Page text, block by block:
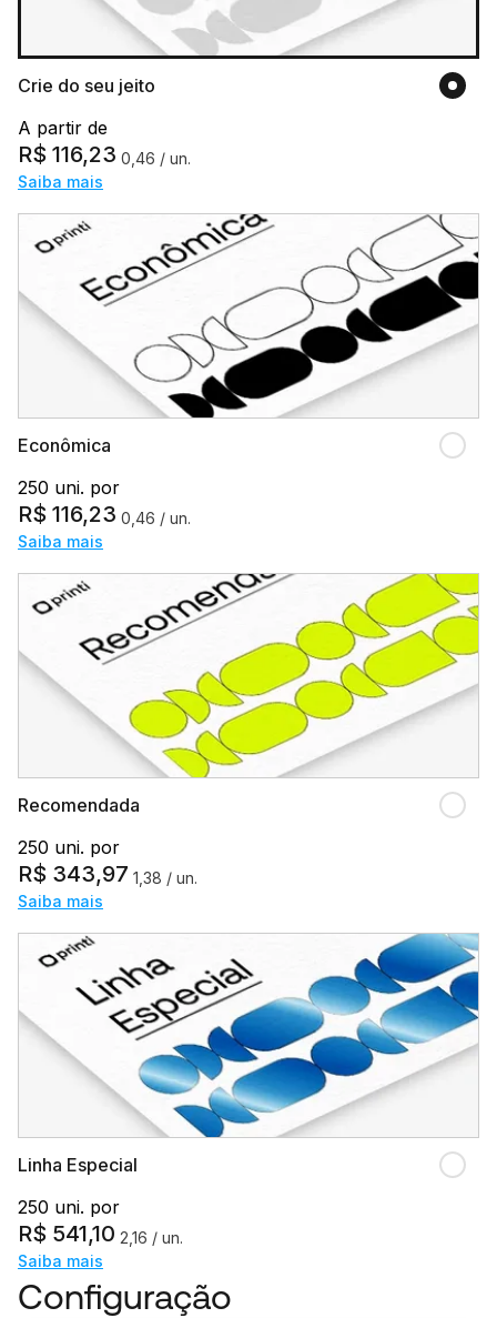
Crie do seu jeito
A partir de
R$ 116,23 0,46 / un.
Saiba mais
Econômica
250 uni. por
R$ 116,23 0,46 / un.
Saiba mais
Recomendada
250 uni. por
R$ 343,97 1,38 / un.
Saiba mais
Linha Especial
250 uni. por
R$ 541,10 2,16 / un.
Saiba mais
Configuração